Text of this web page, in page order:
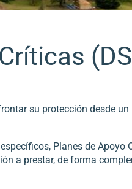
su protección desde
Planes de Apoyo
a prestar, de forma